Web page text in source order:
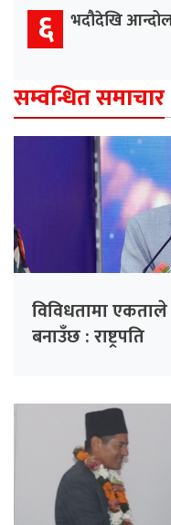
६ भदौदेखि
सम्वन्धित समाचार
विविधतामा एकताले
बनाउँछ : राष्ट्रपति